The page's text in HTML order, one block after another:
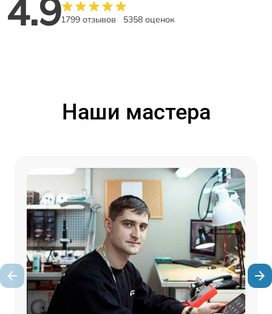
4.91799 отзывов 5358 оценок
Наши мастера